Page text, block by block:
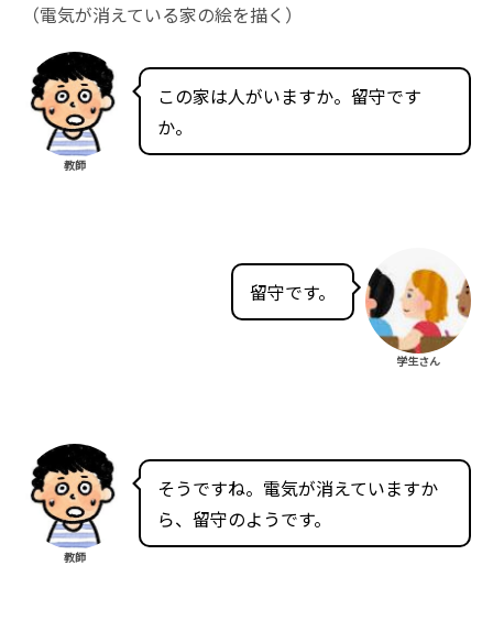
（電気が消えている家の絵を描く）
教師
この家は人がいますか。留守です
か。
留守です。
学生さん
教師
そうですね。電気が消えていますか
ら、留守のようです。